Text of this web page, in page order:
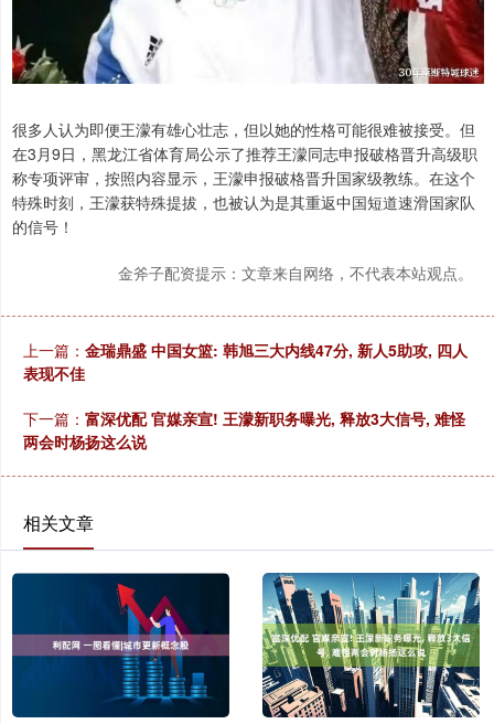
很多人认为即便王濛有雄心壮志，但以她的性格可能很难被接受。但
在3月9日，黑龙江省体育局公示了推荐王濛同志申报破格晋升高级职
称专项评审，按照内容显示，王濛申报破格晋升国家级教练。在这个
特殊时刻，王濛获特殊提拔，也被认为是其重返中国短道速滑国家队
的信号！
金斧子配资提示：文章来自网络，不代表本站观点。
上一篇： 金瑞鼎盛 中国女篮: 韩旭三大内线47分, 新人5助攻, 四人
表现不佳
下一篇： 富深优配 官媒亲宣! 王濛新职务曝光, 释放3大信号, 难怪
两会时杨扬这么说
相关文章